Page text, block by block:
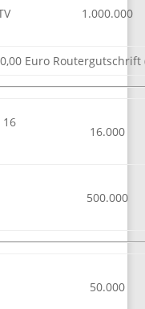
1.000.000
Euro
16
16.000
500.000
50.000